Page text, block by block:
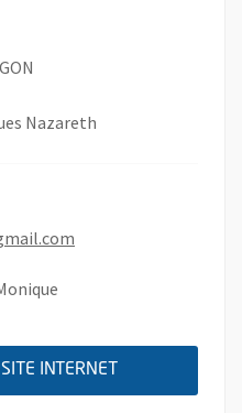
Nazareth
INTERNET , OUVRE UNE